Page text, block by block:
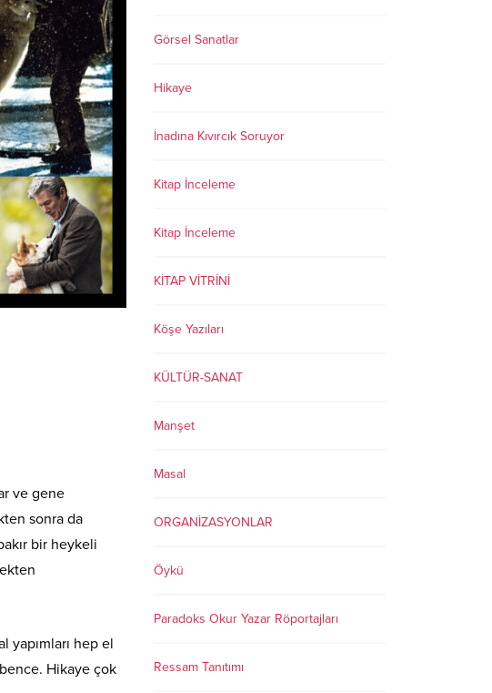
ve gene
sonra da
bir heykeli
hep el
Hikaye çok
Görsel Sanatlar
Hikaye
İnadına Kıvırcık Soruyor
Kitap İnceleme
Kitap İnceleme
KİTAP VİTRİNİ
Köşe Yazıları
KÜLTÜR-SANAT
Manşet
Masal
ORGANİZASYONLAR
Öykü
Paradoks Okur Yazar Röportajları
Ressam Tanıtımı